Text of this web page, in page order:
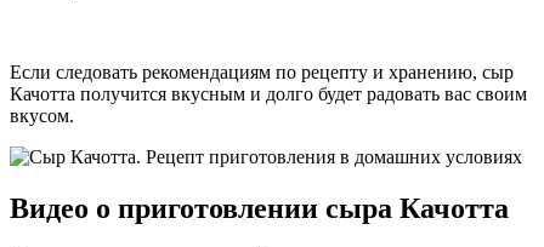
Если следовать рекомендациям по рецепту и хранению, сыр
Качотта получится вкусным и долго будет радовать вас своим
вкусом.
Видео о приготовлении сыра Качотта